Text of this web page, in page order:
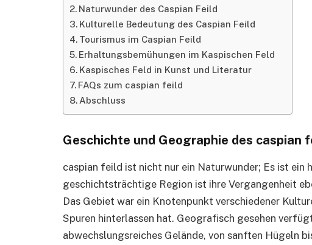
Naturwunder des Caspian Feild
Kulturelle Bedeutung des Caspian Feild
Tourismus im Caspian Feild
Erhaltungsbemühungen im Kaspischen Feld
Kaspisches Feld in Kunst und Literatur
FAQs zum caspian feild
Abschluss
Geschichte und Geographie des caspian
caspian feild ist nicht nur ein Naturwunder; Es ist ein
geschichtsträchtige Region ist ihre Vergangenheit
Das Gebiet war ein Knotenpunkt verschiedener
Spuren hinterlassen hat. Geografisch gesehen
abwechslungsreiches Gelände, von sanften Hügeln